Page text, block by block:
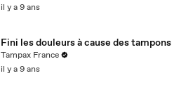
il y a 9 ans
Fini les douleurs à cause des tampons
Tampax France
il y a 9 ans